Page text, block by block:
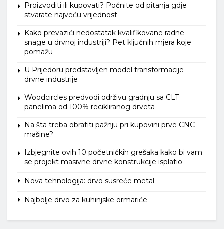
Proizvoditi ili kupovati? Počnite od pitanja gdje
stvarate najveću vrijednost
Kako prevazići nedostatak kvalifikovane radne
snage u drvnoj industriji? Pet ključnih mjera koje
pomažu
U Prijedoru predstavljen model transformacije
drvne industrije
Woodcircles predvodi održivu gradnju sa CLT
panelima od 100% recikliranog drveta
Na šta treba obratiti pažnju pri kupovini prve CNC
mašine?
Izbjegnite ovih 10 početničkih grešaka kako bi vam
se projekt masivne drvne konstrukcije isplatio
Nova tehnologija: drvo susreće metal
Najbolje drvo za kuhinjske ormariće